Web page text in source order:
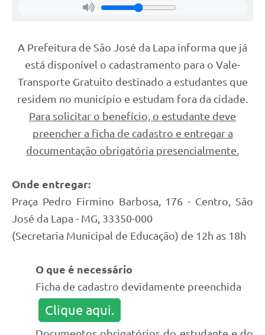
A Prefeitura de São José da Lapa informa que já
está disponível o cadastramento para o Vale-
Transporte Gratuito destinado a estudantes que
residem no município e estudam fora da cidade.
Para solicitar o benefício, o estudante deve
preencher a ficha de cadastro e entregar a
documentação obrigatória presencialmente.
Onde entregar:
Praça Pedro Firmino Barbosa, 176 - Centro, São
José da Lapa - MG, 33350-000
(Secretaria Municipal de Educação) de 12h as 18h
O que é necessário
Ficha de cadastro devidamente preenchida
Clique aqui.